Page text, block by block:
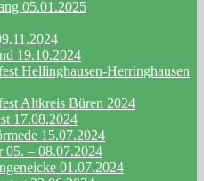
05.01.2025
19.10.2024
Hellinghausen-Herringhausen
Altkreis Büren 2024
17.08.2024
15.07.2024
05. – 08.07.2024
01.07.2024